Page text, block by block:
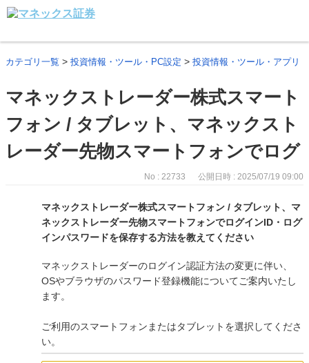
カテゴリ一覧 > 投資情報・ツール・PC設定 > 投資情報・ツール・アプリ
マネックストレーダー株式スマート
フォン / タブレット、マネックスト
レーダー先物スマートフォンでログ
No : 22733 公開日時 : 2025/07/19 09:00
マネックストレーダー株式スマートフォン / タブレット、マ
ネックストレーダー先物スマートフォンでログインID・ログ
インパスワードを保存する方法を教えてください
マネックストレーダーのログイン認証方法の変更に伴い、
OSやブラウザのパスワード登録機能についてご案内いたし
ます。
ご利用のスマートフォンまたはタブレットを選択してくださ
い。